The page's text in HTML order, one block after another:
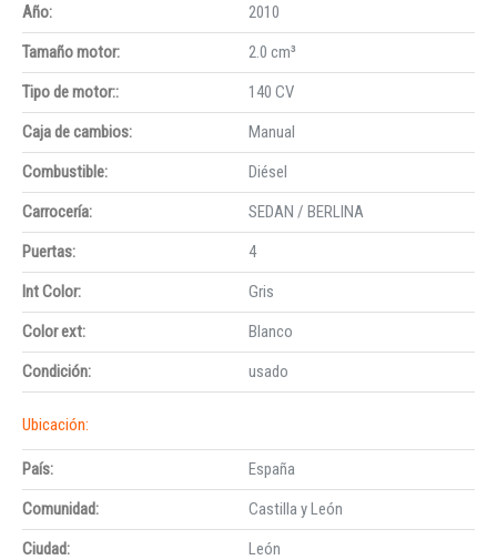
Año:
2010
Tamaño motor:
2.0 cm³
Tipo de motor::
140 CV
Caja de cambios:
Manual
Combustible:
Diésel
Carrocería:
SEDAN / BERLINA
Puertas:
4
Int Color:
Gris
Color ext:
Blanco
Condición:
usado
Ubicación:
País:
España
Comunidad:
Castilla y León
Ciudad:
León